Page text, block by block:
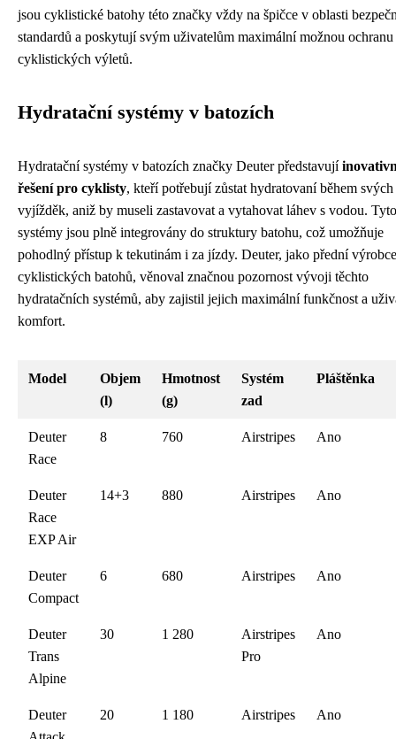
jsou cyklistické batohy této značky vždy na špičce v oblasti
standardů a poskytují svým uživatelům maximální možnou ochranu
cyklistických výletů.
Hydratační systémy v batozích
Hydratační systémy v batozích značky Deuter představují
řešení pro cyklisty, kteří potřebují zůstat hydratovaní během svých
vyjížděk, aniž by museli zastavovat a vytahovat láhev s vodou. Tyto
systémy jsou plně integrovány do struktury batohu, což umožňuje
pohodlný přístup k tekutinám i za jízdy. Deuter, jako přední výrobce
cyklistických batohů, věnoval značnou pozornost vývoji těchto
hydratačních systémů, aby zajistil jejich maximální funkčnost a
komfort.
Model
Objem
(l)
Hmotnost
(g)
Systém
zad
Pláštěnka
Deuter
Race
8 760 Airstripes Ano
Deuter
Race
EXP Air
14+3 880 Airstripes Ano
Deuter
Compact
6 680 Airstripes Ano
Deuter
Trans
Alpine
30 1 280
Airstripes
Pro
Ano
Deuter
20 1 180 Airstripes Ano